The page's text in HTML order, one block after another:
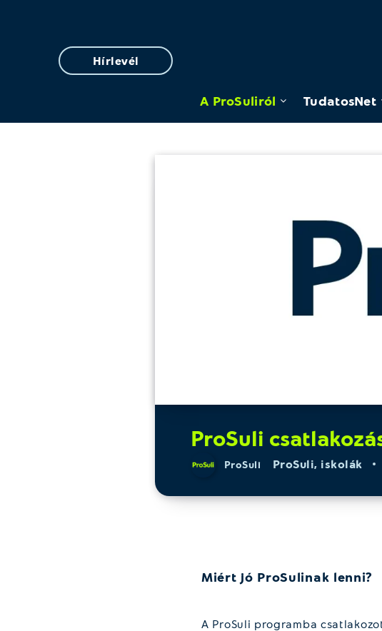
Hírlevél
A ProSuliról TudatosNet
ProSuli
ProSuli ProSuli, iskolák
Miért jó ProSulinak lenni?
A ProSuli programba